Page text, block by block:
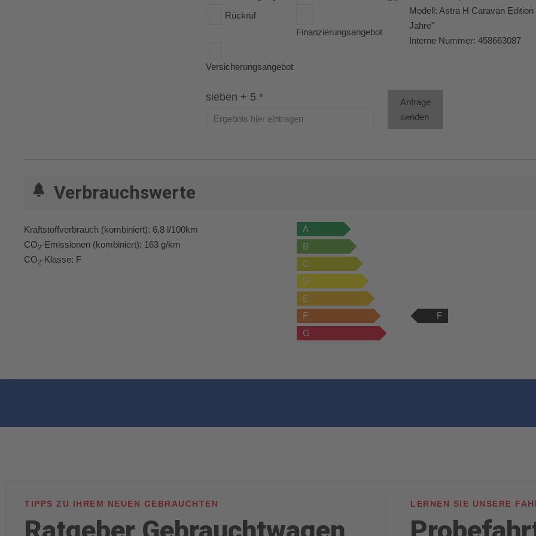
Rückruf
Finanzierungsangebot
Versicherungsangebot
Modell: Astra H Caravan Edition
Jahre"
Interne Nummer: 458663087
sieben + 5 *
Anfrage
senden
Verbrauchswerte
Kraftstoffverbrauch (kombiniert): 6,8 l/100km
CO2-Emissionen (kombiniert): 163 g/km
CO2-Klasse: F
A
B
C
D
E
F
F
G
TIPPS ZU IHREM NEUEN GEBRAUCHTEN LERNEN SIE UNSERE